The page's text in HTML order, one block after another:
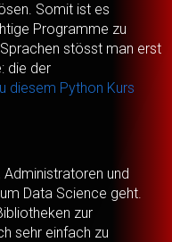
Somit ist es
Programme zu
stösst man erst
die der
diesem Python Kurs
Administratoren und
Data Science geht.
zur
sehr einfach zu